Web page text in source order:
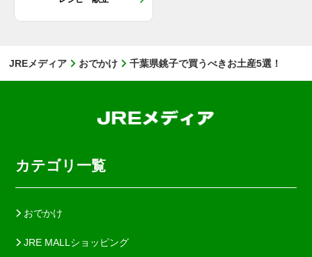
JREメディア おでかけ 千葉県銚子で買うべきお土産5選！
カテゴリ一覧
おでかけ
JRE MALLショッピング